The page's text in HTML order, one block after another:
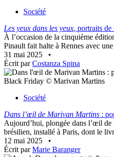
Société
Les yeux dans les yeux, portraits
À l’occasion de la cinquième
Pinault fait halte à Rennes avec
31 mai 2025
•
Écrit parCostanza Spina
Black Friday © Marivan Martins
Société
Dans l’œil de Marivan Martins :
Aujourd’hui, plongée dans l’œil
brésilien, installé à Paris, dont le
12 mai 2025
•
Écrit parMarie Baranger